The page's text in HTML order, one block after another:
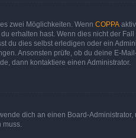
zwei Möglichkeiten. Wenn COPPA
erhalten hast. Wenn dies nicht der
du dies selbst erledigen oder ein
Ansonsten prüfe, ob du deine E-
dann kontaktiere einen Administrator.
dich an einen Board-
muss.